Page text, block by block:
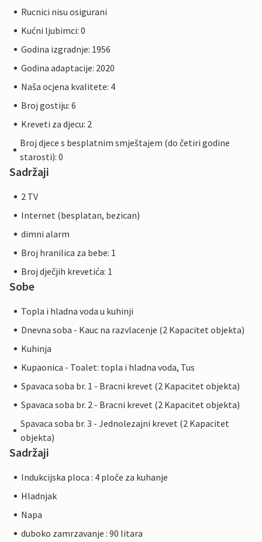
Rucnici nisu osigurani
Kućni ljubimci: 0
Godina izgradnje: 1956
Godina adaptacije: 2020
Naša ocjena kvalitete: 4
Broj gostiju: 6
Kreveti za djecu: 2
Broj djece s besplatnim smještajem (do četiri godine
starosti): 0
Sadržaji
2 TV
Internet (besplatan, bezican)
dimni alarm
Broj hranilica za bebe: 1
Broj dječjih krevetića: 1
Sobe
Topla i hladna voda u kuhinji
Dnevna soba - Kauc na razvlacenje (2 Kapacitet objekta)
Kuhinja
Kupaonica - Toalet: topla i hladna voda, Tus
Spavaca soba br. 1 - Bracni krevet (2 Kapacitet objekta)
Spavaca soba br. 2 - Bracni krevet (2 Kapacitet objekta)
Spavaca soba br. 3 - Jednolezajni krevet (2 Kapacitet
objekta)
Sadržaji
Indukcijska ploca : 4 ploče za kuhanje
Hladnjak
Napa
duboko zamrzavanje : 90 litara